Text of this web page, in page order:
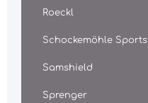
Roeckl
Schockemöhle Sports
Samshield
Sprenger